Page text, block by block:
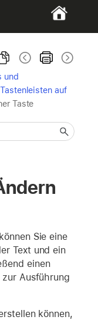
und
auf
Taste
Sie eine
Text und ein
einen
Ausführung
können,